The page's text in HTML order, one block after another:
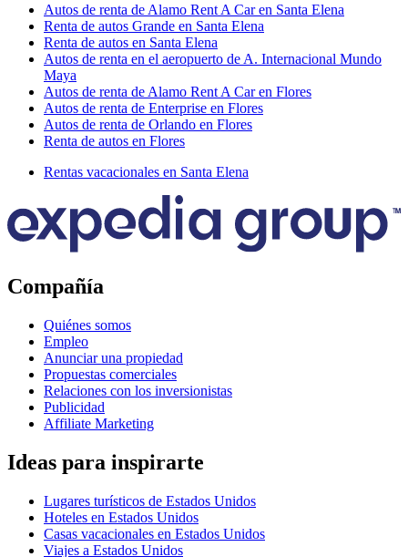
Autos de renta de Alamo Rent A Car en Santa Elena
Renta de autos Grande en Santa Elena
Renta de autos en Santa Elena
Autos de renta en el aeropuerto de A. Internacional Mundo
Maya
Autos de renta de Alamo Rent A Car en Flores
Autos de renta de Enterprise en Flores
Autos de renta de Orlando en Flores
Renta de autos en Flores
Rentas vacacionales en Santa Elena
Compañía
Quiénes somos
Empleo
Anunciar una propiedad
Propuestas comerciales
Relaciones con los inversionistas
Publicidad
Affiliate Marketing
Ideas para inspirarte
Lugares turísticos de Estados Unidos
Hoteles en Estados Unidos
Casas vacacionales en Estados Unidos
Viajes a Estados Unidos